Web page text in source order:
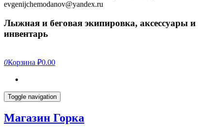
evgenijchemodanov@yandex.ru
Лыжная и беговая экипировка, аксессуары и
инвентарь
0Корзина ₽0.00
Toggle navigation
Магазин Горка